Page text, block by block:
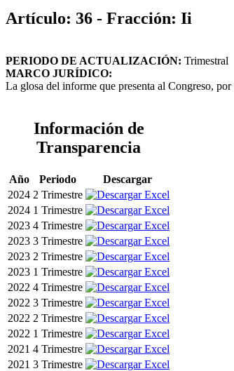
Artículo: 36 - Fracción: Ii
PERIODO DE ACTUALIZACIÓN: Trimestral
MARCO JURÍDICO:
La glosa del informe que presenta al Congreso,
Información de
Transparencia
Año Periodo
Descargar
2024 2 Trimestre
2024 1 Trimestre
2023 4 Trimestre
2023 3 Trimestre
2023 2 Trimestre
2023 1 Trimestre
2022 4 Trimestre
2022 3 Trimestre
2022 2 Trimestre
2022 1 Trimestre
2021 4 Trimestre
2021 3 Trimestre